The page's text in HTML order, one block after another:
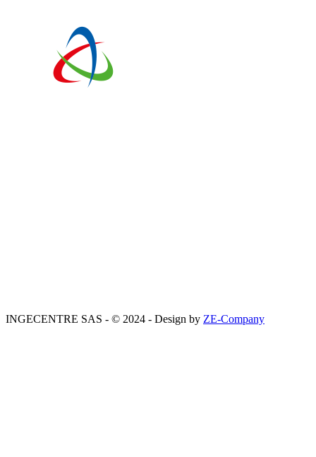
INGECENTRE SAS - © 2024 - Design by ZE-Company